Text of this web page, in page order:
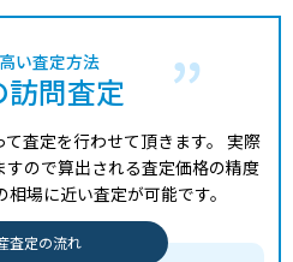
い査定方法
訪問査定
査定を行わせて頂きます。 実際
ので算出される査定価格の精度
相場に近い査定が可能です。
査定の流れ